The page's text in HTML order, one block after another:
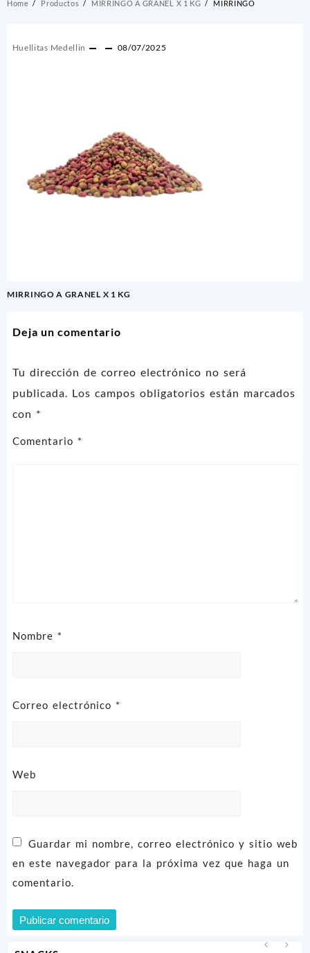
Home Productos MIRRINGO A GRANEL X 1 KG MIRRINGO
Huellitas Medellin 08/07/2025
Navegación
MIRRINGO A GRANEL X 1 KG
Deja un comentario
Tu dirección de correo electrónico no será
publicada. Los campos obligatorios están marcados
con *
Comentario *
Nombre *
Correo electrónico *
Web
Guardar mi nombre, correo electrónico y sitio web
en este navegador para la próxima vez que haga un
comentario.